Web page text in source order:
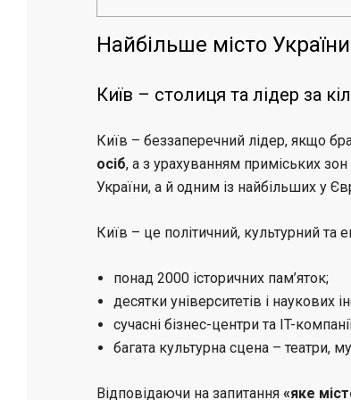
Найбільше місто
Київ – столиця та лідер за
Київ – беззаперечний лідер, якщо
осіб, а з урахуванням приміських
України, а й одним із найбільших у
Київ – це політичний, культурний та
понад 2000 історичних пам’яток;
десятки університетів і наукових
сучасні бізнес-центри та IT-
багата культурна сцена – театри,
Відповідаючи на запитання «яке